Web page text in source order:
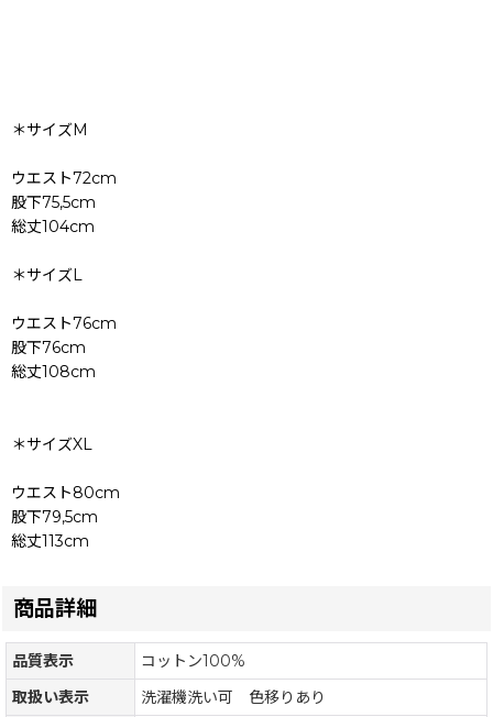
＊サイズM
ウエスト72cm
股下75,5cm
総丈104cm
＊サイズL
ウエスト76cm
股下76cm
総丈108cm
＊サイズXL
ウエスト80cm
股下79,5cm
総丈113cm
商品詳細
品質表示
コットン100%
取扱い表示
洗濯機洗い可 色移りあり